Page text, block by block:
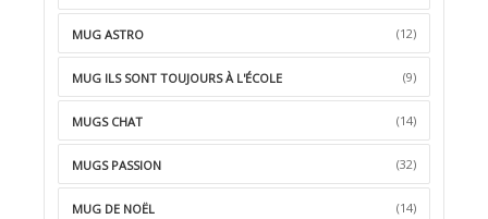
MUG ASTRO (12)
MUG ILS SONT TOUJOURS À L'ÉCOLE (9)
MUGS CHAT (14)
MUGS PASSION (32)
MUG DE NOËL (14)